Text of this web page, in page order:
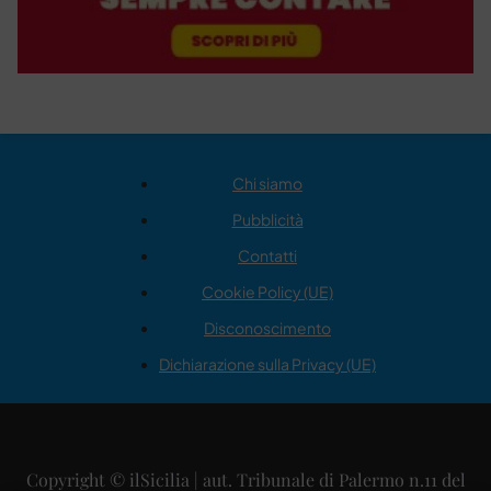
Chi siamo
Pubblicità
Contatti
Cookie Policy (UE)
Disconoscimento
Dichiarazione sulla Privacy (UE)
Copyright © ilSicilia | aut. Tribunale di Palermo n.11 del